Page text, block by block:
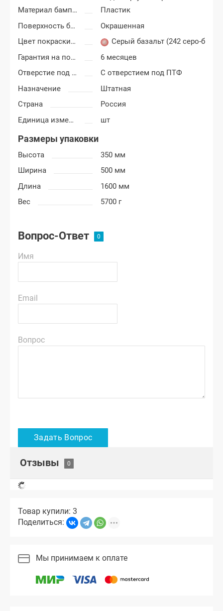
Материал бампера
Пластик
Поверхность бампера
Окрашенная
Цвет покраски Лада Ларгус
Серый базальт (242 серо-
Гарантия на покраску
6 месяцев
Отверстие под ПТФ
С отверстием под ПТФ
Назначение
Штатная
Страна
Россия
Единица измерения
шт
Размеры упаковки
Высота
350 мм
Ширина
500 мм
Длина
1600 мм
Вес
5700 г
Вопрос-Ответ
Имя
Email
Вопрос
Отзывы
Товар купили: 3
Поделиться:
Мы принимаем к оплате